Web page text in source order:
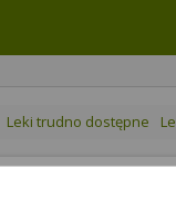
Leki trudno dostępne